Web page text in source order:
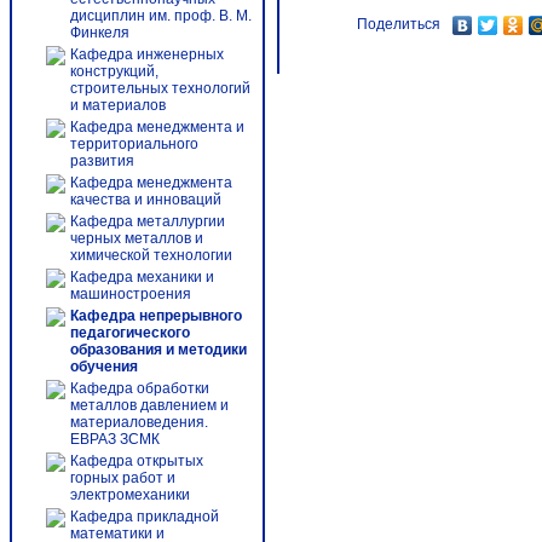
дисциплин им. проф. В. М.
Финкеля
Кафедра инженерных
конструкций,
строительных технологий
и материалов
Кафедра менеджмента и
территориального
развития
Кафедра менеджмента
качества и инноваций
Кафедра металлургии
черных металлов и
химической технологии
Кафедра механики и
машиностроения
Кафедра непрерывного
педагогического
образования и методики
обучения
Кафедра обработки
металлов давлением и
материаловедения.
ЕВРАЗ ЗСМК
Кафедра открытых
горных работ и
электромеханики
Кафедра прикладной
математики и
Поделиться